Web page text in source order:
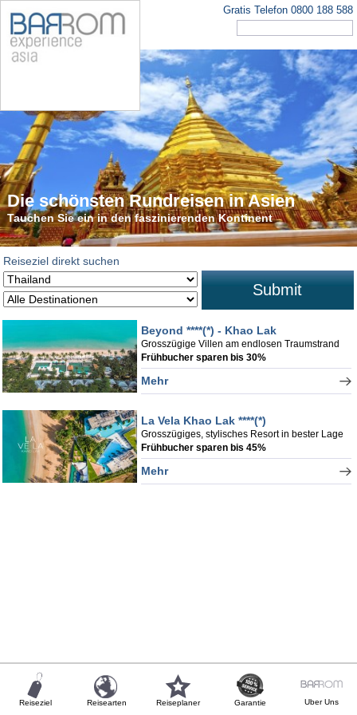
Gratis Telefon 0800 188 588
Die schönsten Rundreisen in Asien
Tauchen Sie ein in den faszinierenden Kontinent
Reiseziel direkt suchen
Submit
Beyond ****(*) - Khao Lak
Grosszügige Villen am endlosen Traumstrand
Frühbucher sparen bis 30%
Mehr
La Vela Khao Lak ****(*)
Grosszügiges, stylisches Resort in bester Lage
Frühbucher sparen bis 45%
Mehr
Reiseziel Reisearten Reiseplaner Garantie Uber Uns